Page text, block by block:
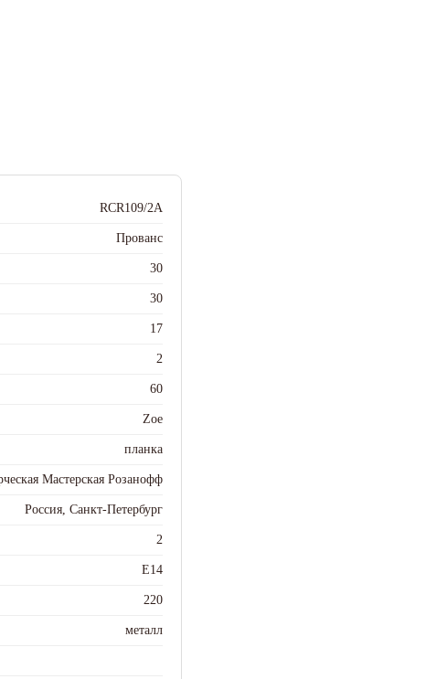
RCR109/2A
Прованс
30
30
17
2
60
Zoe
планка
Мастерская Розанофф
Россия, Санкт-Петербург
2
E14
220
металл